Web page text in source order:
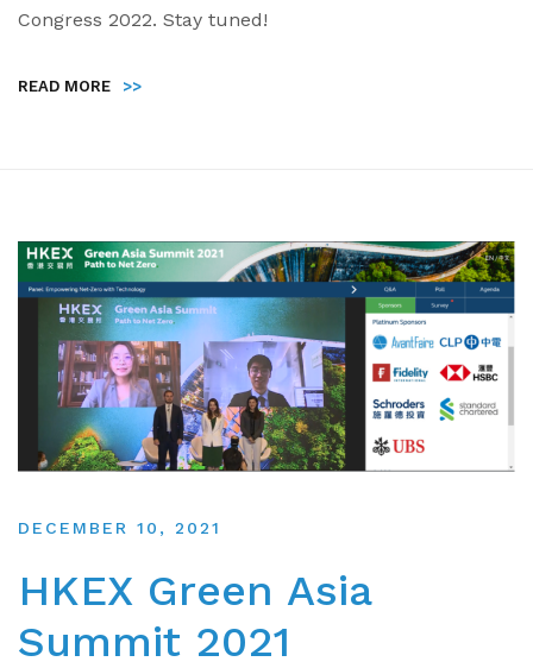
Congress 2022. Stay tuned!
READ MORE >>
DECEMBER 10, 2021
HKEX Green Asia
Summit 2021